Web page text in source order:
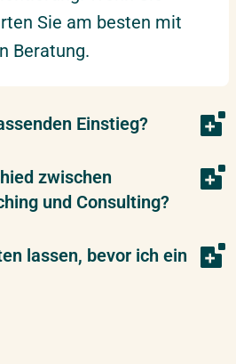
Sie am besten mit
Beratung.
Einstieg?
zwischen
und Consulting?
lassen, bevor ich ein